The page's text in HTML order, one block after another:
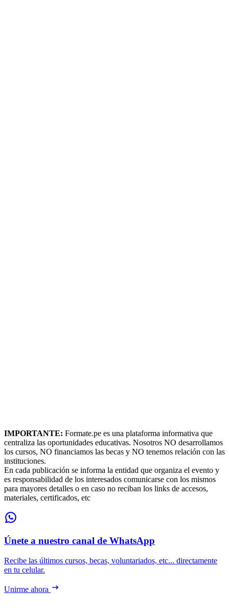
IMPORTANTE: Formate.pe es una plataforma informativa que
centraliza las oportunidades educativas. Nosotros NO desarrollamos
los cursos, NO financiamos las becas y NO tenemos relación con las
instituciones.
En cada publicación se informa la entidad que organiza el evento y
es responsabilidad de los interesados comunicarse con los mismos
para mayores detalles o en caso no reciban los links de accesos,
materiales, certificados, etc
Únete a nuestro canal de WhatsApp
Recibe las últimos cursos, becas, voluntariados, etc... directamente
en tu celular.
Unirme ahora